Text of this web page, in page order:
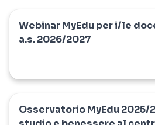
myedu
Webinar MyEdu per i/le
a.s. 2026/2027
myedu
Osservatorio MyEdu 2025/